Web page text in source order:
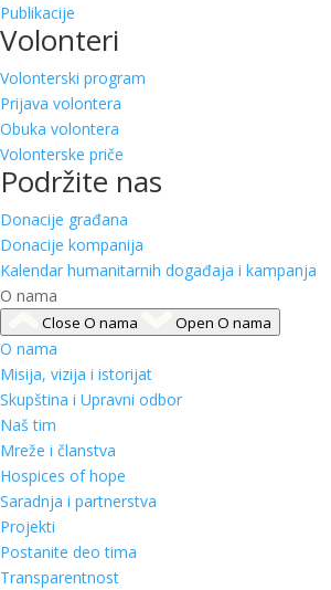
Publikacije
Volonteri
Volonterski program
Prijava volontera
Obuka volontera
Volonterske priče
Podržite nas
Donacije građana
Donacije kompanija
Kalendar humanitarnih događaja i kampanja
O nama
Close O nama Open O nama
O nama
Misija, vizija i istorijat
Skupština i Upravni odbor
Naš tim
Mreže i članstva
Hospices of hope
Saradnja i partnerstva
Projekti
Postanite deo tima
Transparentnost